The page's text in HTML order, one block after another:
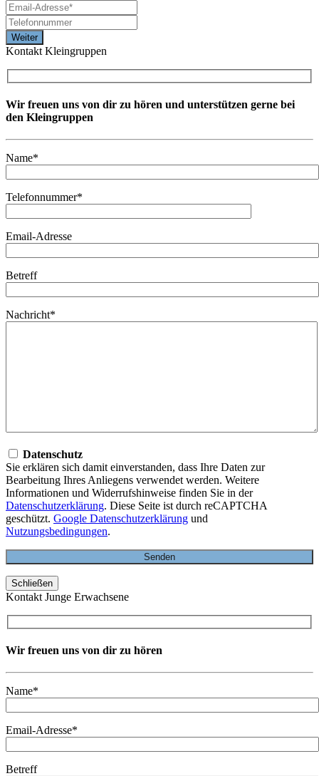
Kontakt Kleingruppen
Wir freuen uns von dir zu hören und unterstützen gerne bei
den Kleingruppen
Name*
Telefonnummer*
Email-Adresse
Betreff
Nachricht*
Datenschutz
Sie erklären sich damit einverstanden, dass Ihre Daten zur
Bearbeitung Ihres Anliegens verwendet werden. Weitere
Informationen und Widerrufshinweise finden Sie in der
Datenschutzerklärung. Diese Seite ist durch reCAPTCHA
geschützt. Google Datenschutzerklärung und
Nutzungsbedingungen.
Schließen
Kontakt Junge Erwachsene
Wir freuen uns von dir zu hören
Name*
Email-Adresse*
Betreff